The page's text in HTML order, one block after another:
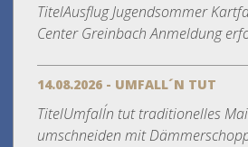
TitelAusflug Jugendsommer
Center Greinbach Anmeldung
14.08.2026 - UMFALL´N TUT
TitelUmfall´n tut traditionelles
umschneiden mit